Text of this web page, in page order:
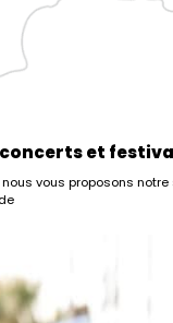
et
vous proposons